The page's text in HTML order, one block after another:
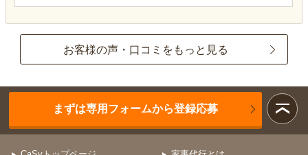
お客様の声・口コミをもっと見る
まずは専用フォームから登録応募